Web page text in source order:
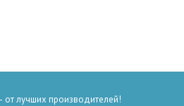
лучших производителей!